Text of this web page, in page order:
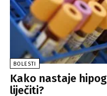
BOLESTI
Kako nastaje
liječiti?